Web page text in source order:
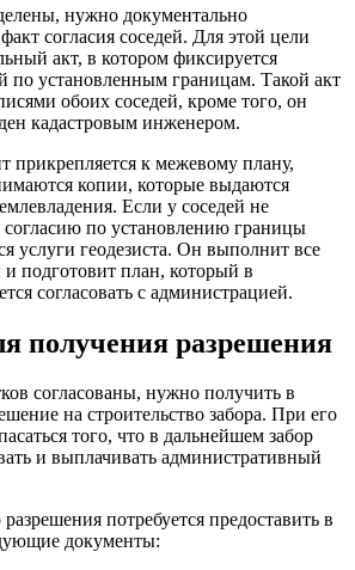
нужно документально
согласия соседей. Для этой цели
акт, в котором фиксируется
по установленным границам. Такой акт
обоих соседей, кроме того, он
кадастровым инженером.
прикрепляется к межевому плану,
копии, которые выдаются
Если у соседей не
согласию по установлению границы
услуги геодезиста. Он выполнит все
подготовит план, который в
согласовать с администрацией.
получения разрешения
согласованы, нужно получить в
на строительство забора. При его
того, что в дальнейшем забор
и выплачивать административный
потребуется предоставить в
документы: